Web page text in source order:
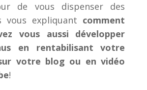
de vous dispenser des
vous expliquant comment
vous aussi développer
en rentabilisant votre
votre blog ou en vidéo
!